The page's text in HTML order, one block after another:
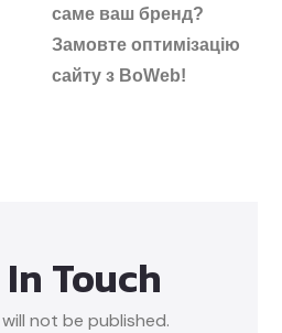
саме ваш бренд?
Замовте оптимізацію
сайту з BoWeb!
In Touch
not be published.